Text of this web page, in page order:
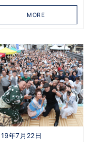
MORE
年7月22日